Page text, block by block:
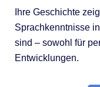
Ihre Geschichte
Sprachkenntnisse
sind – sowohl für
Entwicklungen.